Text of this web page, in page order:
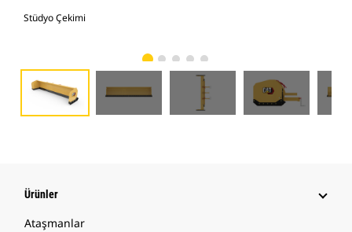
Stüdyo Çekimi
Ürünler
Ataşmanlar